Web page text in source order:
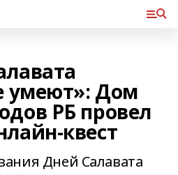
умеют»: Дом
РБ провел
квест
Дней Салавата